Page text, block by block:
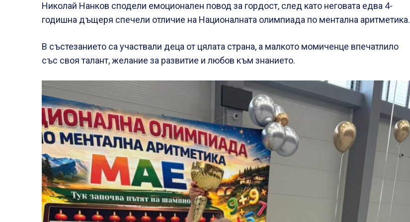
Николай Нанков сподели емоционален повод за гордост, след като неговата едва 4-
годишна дъщеря спечели отличие на Националната олимпиада по ментална аритметика.
В състезанието са участвали деца от цялата страна, а малкото момиченце впечатлило
със своя талант, желание за развитие и любов към знанието.